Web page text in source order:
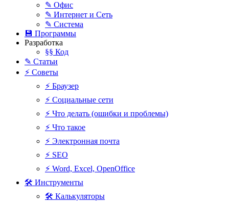
✎ Офис
✎ Интернет и Сеть
✎ Система
💾 Программы
Разработка
§§ Код
✎ Статьи
⚡ Советы
⚡ Браузер
⚡ Социальные сети
⚡ Что делать (ошибки и проблемы)
⚡ Что такое
⚡ Электронная почта
⚡ SEO
⚡ Word, Excel, OpenOffice
🛠 Инструменты
🛠 Калькуляторы